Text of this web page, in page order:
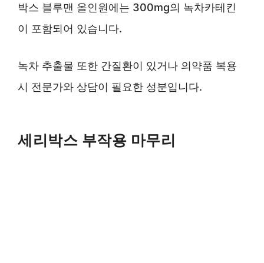
박스 블루맨 올인원에는 300mg의 녹차카테킨
이 포함되어 있습니다.
녹차 추출물 또한 간질환이 있거나 의약품 복용
시 전문가와 상담이 필요한 성분입니다.
세리박스 부작용 마무리